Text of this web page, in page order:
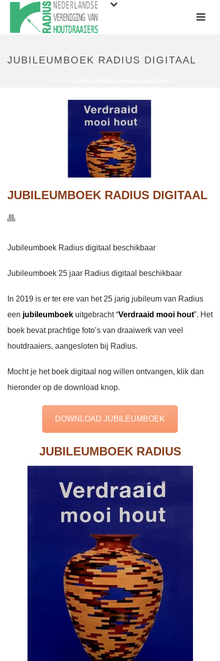
JUBILEUMBOEK RADIUS DIGITAAL
JUBILEUMBOEK RADIUS DIGITAAL
Jubileumboek Radius digitaal beschikbaar
Jubileumboek 25 jaar Radius digitaal beschikbaar
In 2019 is er ter ere van het 25 jarig jubileum van Radius
een jubileumboek uitgebracht “Verdraaid mooi hout”. Het
boek bevat prachtige foto’s van draaiwerk van veel
houtdraaiers, aangesloten bij Radius.
Mocht je het boek digitaal nog willen ontvangen, klik dan
hieronder op de download knop.
DOWNLOAD JUBILEUMBOEK
JUBILEUMBOEK RADIUS